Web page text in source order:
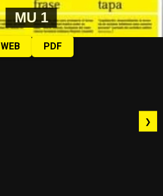
MU 1
WEB PDF
❯